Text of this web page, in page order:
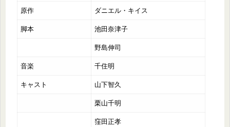
原作 ダニエル・キイス
脚本 池田奈津子
野島伸司
音楽 千住明
キャスト 山下智久
栗山千明
窪田正孝